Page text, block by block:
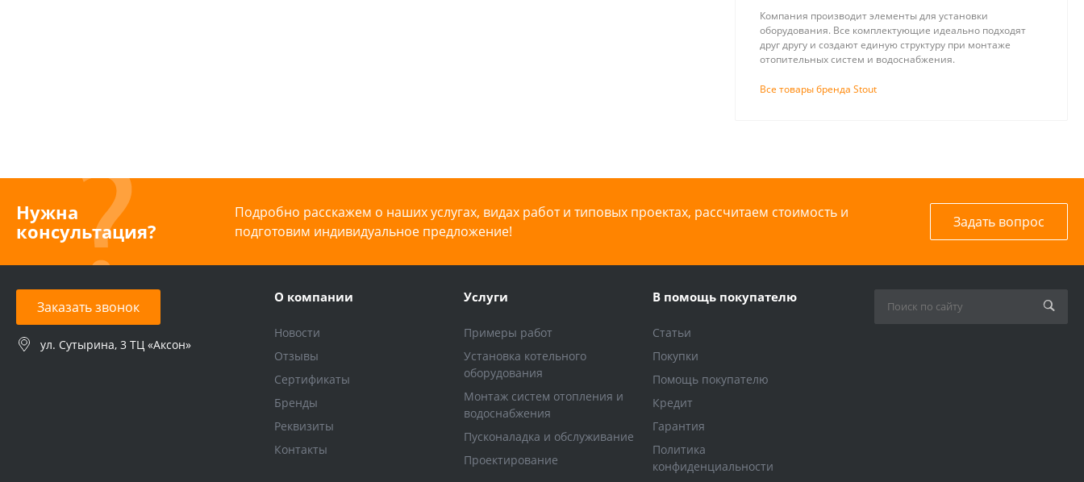
Компания производит элементы для установки
оборудования. Все комплектующие идеально подходят
друг другу и создают единую структуру при монтаже
отопительных систем и водоснабжения.
Все товары бренда Stout
Нужна
консультация?
Подробно расскажем о наших услугах, видах работ и типовых проектах, рассчитаем стоимость и
подготовим индивидуальное предложение!
Задать вопрос
Заказать звонок
ул. Сутырина, 3 ТЦ «Аксон»
О компании
Новости
Отзывы
Сертификаты
Бренды
Реквизиты
Контакты
Услуги
Примеры работ
Установка котельного
оборудования
Монтаж систем отопления и
водоснабжения
Пусконаладка и обслуживание
Проектирование
В помощь покупателю
Статьи
Покупки
Помощь покупателю
Кредит
Гарантия
Политика
конфиденциальности